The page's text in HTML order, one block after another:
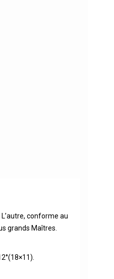
conforme au
grands Maîtres.